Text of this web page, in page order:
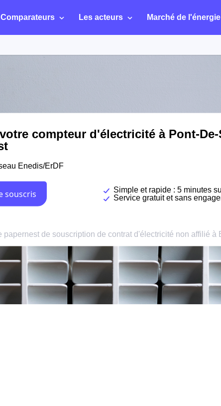
Comparateurs Les acteurs Marché de l'énergie